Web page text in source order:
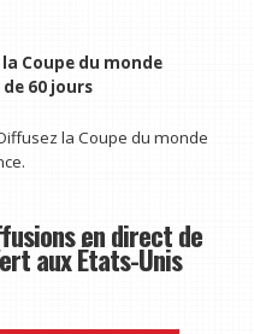
Coupe du monde
60 jours
la Coupe du monde
en direct de
aux États-Unis